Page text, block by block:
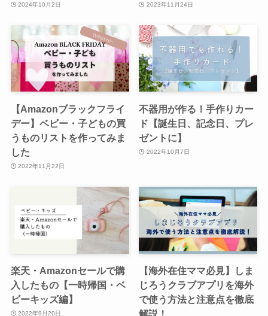
2024年10月2日 2023年11月24日
【Amazonブラックフライ
デー】ベビー・子どもの買
うものリストを作ってみま
した
2022年11月22日
不器用が作る！手作りカー
ド【誕生日、記念日、プレ
ゼントに】
2022年10月7日
楽天・Amazonセールで購
入したもの【一時帰国・ベ
ビーキッズ編】
2022年9月20日
【海外在住ママ必見】しま
じろうクラブアプリを海外
で使う方法と注意点を徹底
解説！